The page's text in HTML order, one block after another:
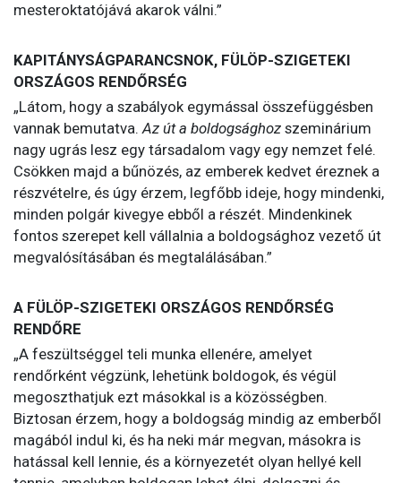
mesteroktatójává akarok válni.”
KAPITÁNYSÁGPARANCSNOK, FÜLÖP-SZIGETEKI
ORSZÁGOS RENDŐRSÉG
„Látom, hogy a szabályok egymással összefüggésben
vannak bemutatva.Az út a boldogsághoz szeminárium
nagy ugrás lesz egy társadalom vagy egy nemzet felé.
Csökken majd a bűnözés, az emberek kedvet éreznek a
részvételre, és úgy érzem, legfőbb ideje, hogy mindenki,
minden polgár kivegye ebből a részét. Mindenkinek
fontos szerepet kell vállalnia a boldogsághoz vezető út
megvalósításában és megtalálásában.”
A FÜLÖP-SZIGETEKI ORSZÁGOS RENDŐRSÉG
RENDŐRE
„A feszültséggel teli munka ellenére, amelyet
rendőrként végzünk, lehetünk boldogok, és végül
megoszthatjuk ezt másokkal is a közösségben.
Biztosan érzem, hogy a boldogság mindig az emberből
magából indul ki, és ha neki már megvan, másokra is
hatással kell lennie, és a környezetét olyan hellyé kell